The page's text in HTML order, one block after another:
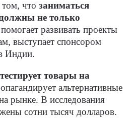
том, что заниматься
не только
развивать проекты
выступает спонсором
Индии.
товары на
альтернативные
рынке. В исследования
сотни тысяч долларов.